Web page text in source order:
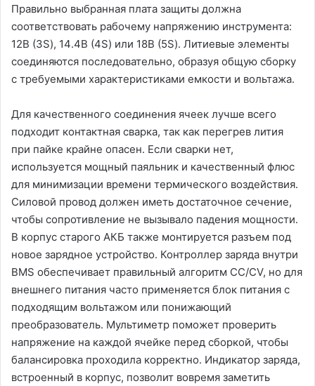
Правильно выбранная плата защиты должна
соответствовать рабочему напряжению инструмента:
12В (3S), 14․4В (4S) или 18В (5S)․ Литиевые элементы
соединяются последовательно, образуя общую сборку
с требуемыми характеристиками емкости и вольтажа․
Для качественного соединения ячеек лучше всего
подходит контактная сварка, так как перегрев лития
при пайке крайне опасен․ Если сварки нет,
используется мощный паяльник и качественный флюс
для минимизации времени термического воздействия․
Силовой провод должен иметь достаточное сечение,
чтобы сопротивление не вызывало падения мощности․
В корпус старого АКБ также монтируется разъем под
новое зарядное устройство․ Контроллер заряда внутри
BMS обеспечивает правильный алгоритм CC/CV, но для
внешнего питания часто применяется блок питания с
подходящим вольтажом или понижающий
преобразователь․ Мультиметр поможет проверить
напряжение на каждой ячейке перед сборкой, чтобы
балансировка проходила корректно․ Индикатор заряда,
встроенный в корпус, позволит вовремя заметить